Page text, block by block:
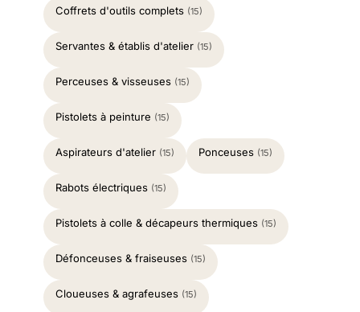
Coffrets d'outils complets (15)
Servantes & établis d'atelier (15)
Perceuses & visseuses (15)
Pistolets à peinture (15)
Aspirateurs d'atelier (15) Ponceuses (15)
Rabots électriques (15)
Pistolets à colle & décapeurs thermiques (15)
Défonceuses & fraiseuses (15)
Cloueuses & agrafeuses (15)